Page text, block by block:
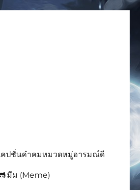
ๆ
ปชั่นคำคมหมวดหมู่อารมณ์ดี
มีม (Meme)